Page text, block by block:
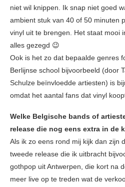
niet wil knippen. Ik snap niet goed
ambient stuk van 40 of 50 minuten
vinyl uit te brengen. Het staat mooi
alles gezegd 😉
Ook is het zo dat bepaalde genres
Berlijnse school bijvoorbeeld (door
Schulze beïnvloedde artiesten) is
omdat het aantal fans dat vinyl
Welke Belgische bands of
release die nog eens extra in de
Als ik zo eens rond mij kijk dan zijn
tweede release die ik uitbracht
gothpop uit Antwerpen, die kort na
meer live op te treden wat de